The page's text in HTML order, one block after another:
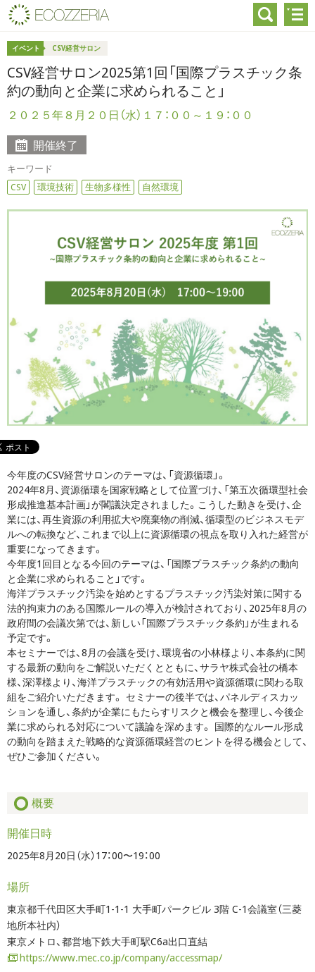
イベント CSV経営サロン
CSV経営サロン2025第1回「国際プラスチック条
約の動向と企業に求められること」
２０２５年８月２０日（水）１７：００～１９：００
開催終了
キーワード
CSV
環境技術 生物多様性 自然環境
今年度のCSV経営サロンのテーマは、「資源循環」。
2024年8月、資源循環を国家戦略として位置づけ、「第五次循環型社会
形成推進基本計画」が閣議決定されました。こうした動きを受け、企
業には、再生資源の利用拡大や廃棄物の削減、循環型のビジネスモデ
ルへの転換など、これまで以上に資源循環の視点を取り入れた経営が
重要になってきます。
今年度1回目となる今回のテーマは、「国際プラスチック条約の動向
と企業に求められること」です。
海洋プラスチック汚染を始めとするプラスチック汚染対策に関する
法的拘束力のある国際ルールの導入が検討されており、2025年8月の
政府間の会議次第では、新しい「国際プラスチック条約」が生まれる
予定です。
本セミナーでは、8月の会議を受け、環境省の小林様より、本条約に関
する最新の動向をご解説いただくとともに、サラヤ株式会社の橋本
様、深澤様より、海洋プラスチックの有効活用や資源循環に関わる取
組をご紹介いただきます。 セミナーの後半では、パネルディスカッ
ションを通し、条約が企業にもたらすリスクと機会を整理し、今後企
業に求められる対応について議論を深めます。 国際的なルール形成
の動向を踏まえた戦略的な資源循環経営のヒントを得る機会として、
ぜひご参加ください。
概要
開催日時
2025年8月20日（水）17：00〜19：00
場所
東京都千代田区大手町1-1-1 大手町パークビル 3階 C-1会議室（三菱
地所本社内）
東京メトロ、都営地下鉄大手町駅C6a出口直結
https://www.mec.co.jp/company/accessmap/